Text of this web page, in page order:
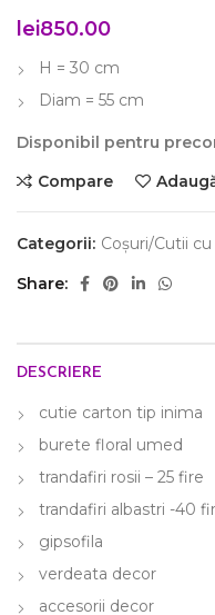
lei850.00
H = 30 cm
Diam = 55 cm
Disponibil pentru
Compare
Categorii: Coșuri/Cutii
Share
DESCRIERE
cutie carton tip inima
burete floral umed
trandafiri rosii – 25 fire
trandafiri albastri -40
gipsofila
verdeata decor
accesorii decor